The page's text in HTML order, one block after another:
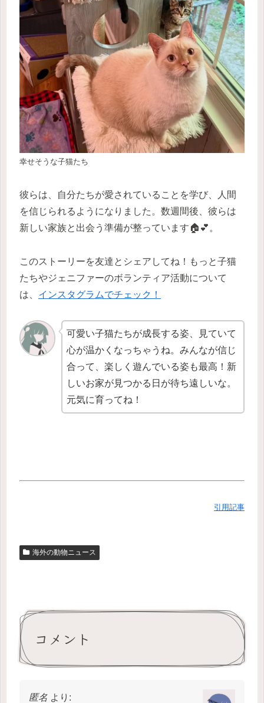
幸せそうな子猫たち
彼らは、自分たちが愛されていることを学び、人間
を信じられるようになりました。数週間後、彼らは
新しい家族と出会う準備が整っています🏠💕。
このストーリーを友達とシェアしてね！もっと子猫
たちやジェニファーのボランティア活動について
は、 インスタグラムでチェック！
可愛い子猫たちが成長する姿、見ていて
心が温かくなっちゃうね。みんなが信じ
合って、楽しく遊んでいる姿も最高！新
しいお家が見つかる日が待ち遠しいな。
元気に育ってね！
引用記事
海外の動物ニュース
コメント
匿名 より: